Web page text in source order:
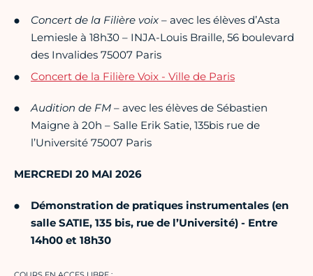
Concert de la Filière voix – avec les élèves d’Asta
Lemiesle à 18h30 – INJA-Louis Braille, 56 boulevard
des Invalides 75007 Paris
Concert de la Filière Voix - Ville de Paris
Audition de FM – avec les élèves de Sébastien
Maigne à 20h – Salle Erik Satie, 135bis rue de
l’Université 75007 Paris
MERCREDI 20 MAI 2026
Démonstration de pratiques instrumentales (en
salle SATIE, 135 bis, rue de l’Université) - Entre
14h00 et 18h30